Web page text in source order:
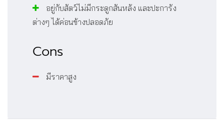
อยู่กับสัตว์ไม่มีกระดูกสันหลัง และปะการัง
ต่างๆ ได้ค่อนข้างปลอดภัย
Cons
มีราคาสูง